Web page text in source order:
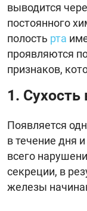
выводится
постоянного
полость рта
проявляются
признаков,
1. Сухость
Появляется
в течение дня
всего
секреции, в
железы